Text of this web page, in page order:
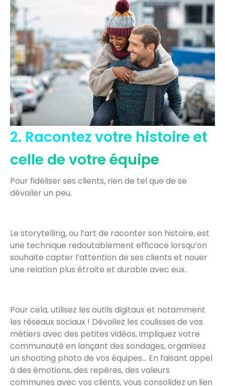
2. Racontez votre histoire et
celle de votre équipe
Pour fidéliser ses clients, rien de tel que de se
dévoiler un peu.
Le storytelling, ou l’art de raconter son histoire, est
une technique redoutablement efficace lorsqu’on
souhaite capter l’attention de ses clients et nouer
une relation plus étroite et durable avec eux.
Pour cela, utilisez les outils digitaux et notamment
les réseaux sociaux ! Dévoilez les coulisses de vos
métiers avec des petites vidéos, impliquez votre
communauté en lançant des sondages, organisez
un shooting photo de vos équipes… En faisant appel
à des émotions, des repères, des valeurs
communes avec vos clients, vous consolidez un lien